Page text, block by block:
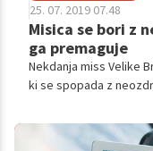
25. 07. 2019 07.48
Misica se bori z
ga premaguje
Nekdanja miss Velike
ki se spopada z
marihuano. Kot pravi,
optimistična, da bo še